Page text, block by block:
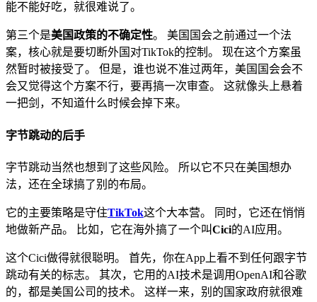
能不能好吃，就很难说了。
第三个是美国政策的不确定性。 美国国会之前通过一个法
案，核心就是要切断外国对TikTok的控制。 现在这个方案虽
然暂时被接受了。 但是，谁也说不准过两年，美国国会会不
会又觉得这个方案不行，要再搞一次审查。 这就像头上悬着
一把剑，不知道什么时候会掉下来。
字节跳动的后手
字节跳动当然也想到了这些风险。 所以它不只在美国想办
法，还在全球搞了别的布局。
它的主要策略是守住TikTok这个大本营。 同时，它还在悄悄
地做新产品。 比如，它在海外搞了一个叫Cici的AI应用。
这个Cici做得就很聪明。 首先，你在App上看不到任何跟字节
跳动有关的标志。 其次，它用的AI技术是调用OpenAI和谷歌
的，都是美国公司的技术。 这样一来，别的国家政府就很难